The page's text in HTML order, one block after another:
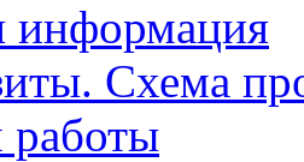
Схема